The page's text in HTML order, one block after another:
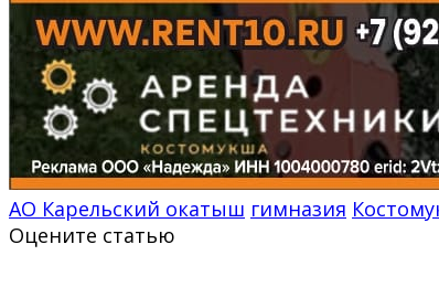
АО Карельский окатыш гимназия
Оцените статью